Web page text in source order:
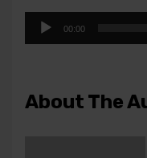
Reproductor
00:00
About The